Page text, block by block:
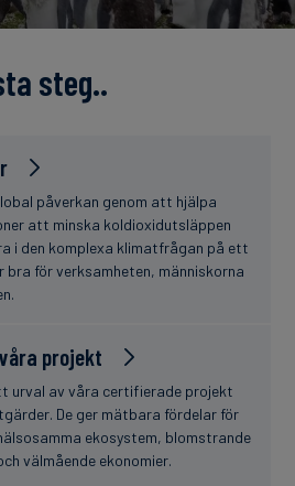
finanser
steg..
påverkan genom att hjälpa
att minska koldioxidutsläppen
i den komplexa klimatfrågan på ett
bra för verksamheten, människorna
projekt
urval av våra certifierade projekt
De ger mätbara fördelar för
ekosystem, blomstrande
välmående ekonomier.